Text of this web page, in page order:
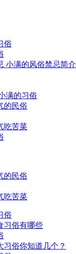
俗
小满的风俗禁忌简介
满的习俗
的民俗
吃苦菜
的民俗
吃苦菜
俗
习俗有哪些
习俗你知道几个？